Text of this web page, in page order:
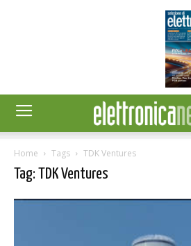
Home Tags TDK Ventures
Tag: TDK Ventures